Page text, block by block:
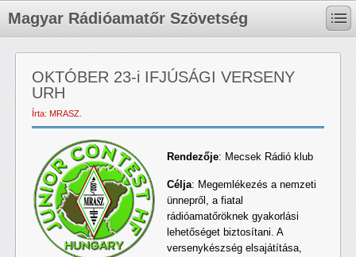
Magyar Rádióamatőr Szövetség
OKTÓBER 23-i IFJÚSÁGI VERSENY
URH
Írta: MRASZ.
Rendezője: Mecsek Rádió klub
Célja: Megemlékezés a nemzeti
ünnepről, a fiatal
rádióamatőröknek gyakorlási
lehetőséget biztosítani. A
versenykészség elsajátítása,